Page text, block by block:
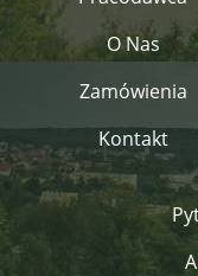
O Nas
Zamówienia
Kontakt